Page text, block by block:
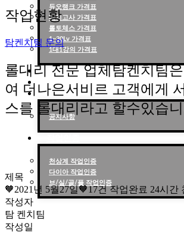
듀오랭크 가격표
배치고사 가격표
롤토체스 가격표
1~30Lv 가격표
1대1강의 가격표
작업현황
작업후기
고객센터
공지사항
천상계 작업인증
다이아 작업인증
브/실/골/플 작업인증
작업현황
탐켄치팀 문의
롤대리 전문 업체탐켄치팀
여 더나은서비르 고객에게
스를 롤대리라고 할수있습
제목
🧡2021년 5월27일🧡17건 작업완료 24시간
작성자
탐 켄치팀
작성일